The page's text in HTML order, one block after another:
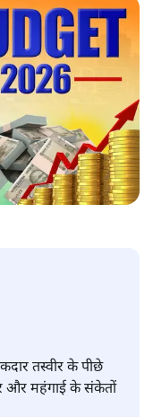
तस्वीर के पीछे
और महंगाई के संकेतों